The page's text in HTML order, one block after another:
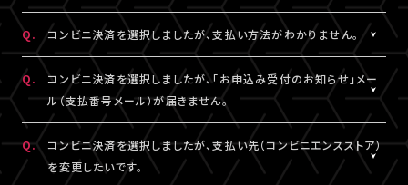
※クレジットカード決済の場合、即時決済となります。
※コンビニ決済の場合、お支払いがお済みでない場合のみ、券種
変更・キャンセルが可能です。
クレジットカード決済、コンビニ決済がご利用いただけます。
決済の明細には「LIVESHIP」と表示されます。
Q. コンビニ決済を選択しましたが、支払い方法がわかりません。
A. コンビニ決済の支払い方法は、下記よりご確認ください。
■コンビニ決済支払い方法（手順4以降）
□ローソン・ミニストップ
https://www.sbpayment.jp/support/how_to_pay/cvs/
□ファミリーマート
Q.
コンビニ決済を選択しましたが、「お申込み受付のお知らせ」メー
ル（支払番号メール）が届きません。
A.
コンビニ決済を選択された場合、「お申込み受付のお知らせ」メー
ル（支払番号メール）は、視聴チケット販売ページでご入力いただ
いたA!-ID（メールアドレス）宛に【@liveship.tokyo】ドメインから
Q.
コンビニ決済を選択しましたが、支払い先（コンビニエンスストア）
を変更したいです。